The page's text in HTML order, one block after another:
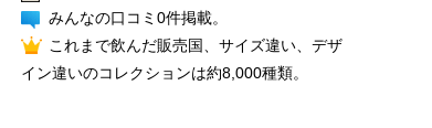
みんなの口コミ0件掲載。
これまで飲んだ販売国、サイズ違い、デザ
イン違いのコレクションは約8,000種類。